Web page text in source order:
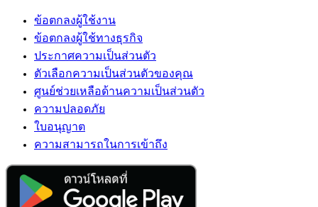
ข้อตกลงผู้ใช้งาน
ข้อตกลงผู้ใช้ทางธุรกิจ
ประกาศความเป็นส่วนตัว
ตัวเลือกความเป็นส่วนตัวของคุณ
ศูนย์ช่วยเหลือด้านความเป็นส่วนตัว
ความปลอดภัย
ใบอนุญาต
ความสามารถในการเข้าถึง